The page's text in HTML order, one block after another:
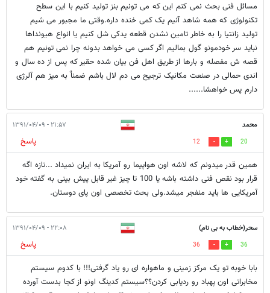
مسائل فنی بحث نمی کنم این که می تونیم بنز تولید کنیم با این سطح
تکنولوژی که همه شاهد آنیم یک کمی خنده داره.وقتی ما مجبور می شیم
تولید زانتیا را به خاطر تامین نشدن قطعه یدکی شل کنیم یا انواع هیونداها
نباید سر خودمونو گول بمالیم اگر کسی می خواهد بدونه چرا نمی تونیم هم
قصه ش مفصله و بارها از طریق اهل فن بیان شده حقیر که پس از ده سال و
اندی حمالی در صنعت مکانیک ترجیح می دم لال باشم ضمناٌ به میز هم آلرژی
دارم پس خواهشا......
محمد ۲۱:۵۷ - ۱۳۹۱/۰۴/۰۹
20
12
پاسخ
همین قدر میدونم که لاشه اون هواپیما رو آمریکا به ایران نمیداد ...تازه اگه
قرار بود نقص فنی داشته باشه یا 100 تا چیز غیر قابل پیش بینی به گفته خود
آمریکایی ها باید منفجر میشد.ولی بحث تخصصی اون پای دوستان.
سحر(خطاب به بی نام) ۲۲:۰۸ - ۱۳۹۱/۰۴/۰۹
36
36
پاسخ
بابا خوبه تو یک مرکز زمینی و ماهواره ای رو یاد گرفتی!!! با کدوم سیستم
مخابراتی اون پهباد رو ردیابی کردن؟؟سیستم کدینگ اونو از کجا بدست آورده